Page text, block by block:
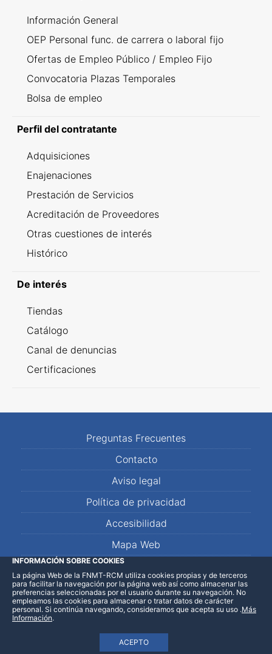
Información General
OEP Personal func. de carrera o laboral fijo
Ofertas de Empleo Público / Empleo Fijo
Convocatoria Plazas Temporales
Bolsa de empleo
Perfil del contratante
Adquisiciones
Enajenaciones
Prestación de Servicios
Acreditación de Proveedores
Otras cuestiones de interés
Histórico
De interés
Tiendas
Catálogo
Canal de denuncias
Certificaciones
Preguntas Frecuentes
Contacto
Aviso legal
Política de privacidad
Accesibilidad
Mapa Web
LinkedInFacebookWhatsApp
INFORMACIÓN SOBRE COOKIES
La página Web de la FNMT-RCM utiliza cookies propias y de terceros
para facilitar la navegación por la página web así como almacenar las
preferencias seleccionadas por el usuario durante su navegación. No
empleamos las cookies para almacenar o tratar datos de carácter
personal. Si continúa navegando, consideramos que acepta su uso
ACEPTO
.Más
Información.